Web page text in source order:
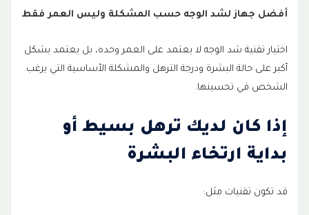
أفضل جهاز لشد الوجه حسب المشكلة وليس العمر فقط
اختيار تقنية شد الوجه لا يعتمد على العمر وحده، بل يعتمد بشكل
أكبر على حالة البشرة ودرجة الترهل والمشكلة الأساسية التي يرغب
الشخص في تحسينها.
إذا كان لديك ترهل بسيط أو
بداية ارتخاء البشرة
قد تكون تقنيات مثل: